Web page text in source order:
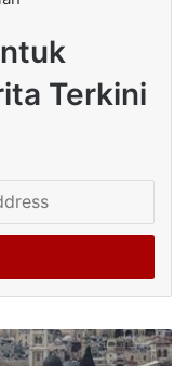
Terkini